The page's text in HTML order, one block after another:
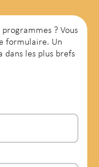
? Vous
formulaire. Un
dans les plus brefs